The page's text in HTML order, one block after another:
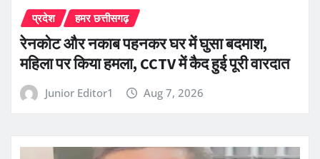
प्रदेश हमर छत्तीसगढ़
रेनकोट और नकाब पहनकर घर में घुसा बदमाश,
महिला पर किया हमला, CCTV में कैद हुई पूरी वारदात
Junior Editor1 Aug 7, 2026